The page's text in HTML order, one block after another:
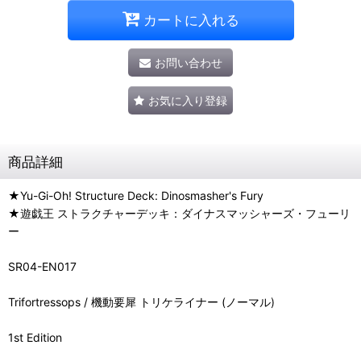
カートに入れる
お問い合わせ
お気に入り登録
商品詳細
★Yu-Gi-Oh! Structure Deck: Dinosmasher's Fury
★遊戯王 ストラクチャーデッキ：ダイナスマッシャーズ・フューリ
ー
SR04-EN017
Trifortressops / 機動要犀 トリケライナー (ノーマル)
1st Edition